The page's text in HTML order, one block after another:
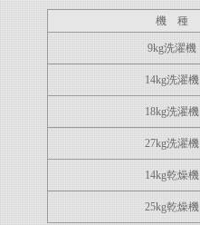
機 種
9kg洗濯機
14kg洗濯機
18kg洗濯機
27kg洗濯機
14kg乾燥機
25kg乾燥機